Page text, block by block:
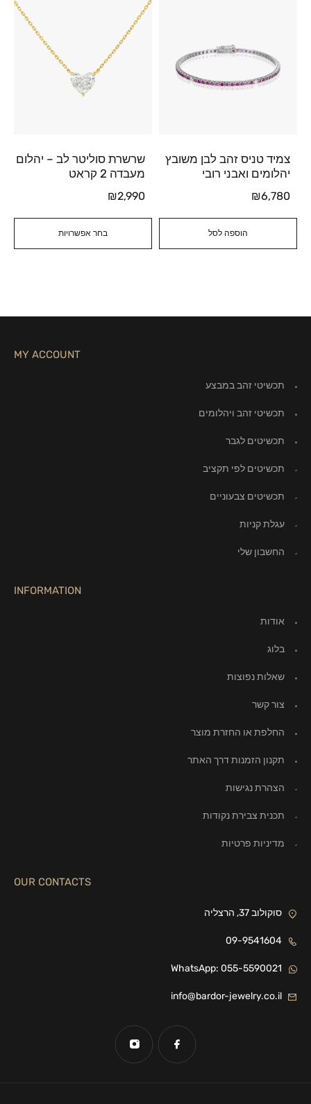
הוספה לסל
צמיד טניס זהב לבן משובץ
יהלומים ואבני רובי
₪6,780
בחר אפשרויות
שרשרת סוליטר לב – יהלום
מעבדה 2 קראט
₪2,990
MY ACCOUNT
תכשיטי זהב במבצע
תכשיטי זהב ויהלומים
תכשיטים לגבר
תכשיטים לפי תקציב
תכשיטים צבעוניים
עגלת קניות
החשבון שלי
INFORMATION
אודות
בלוג
שאלות נפוצות
צור קשר
החלפת או החזרת מוצר
תקנון הזמנות דרך האתר
הצהרת נגישות
תכנית צבירת נקודות
מדיניות פרטיות
OUR CONTACTS
סוקולוב 37, הרצליה
09-9541604
WhatsApp: 055-5590021
info@bardor-jewelry.co.il